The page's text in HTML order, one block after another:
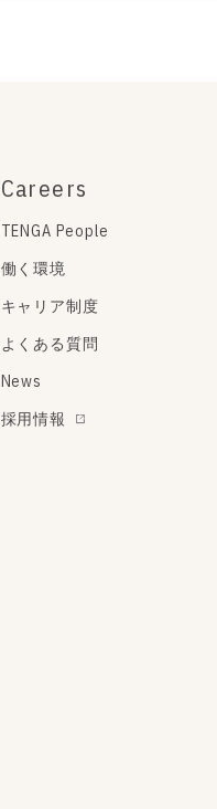
Careers
TENGA People
働く環境
キャリア制度
よくある質問
News
採用情報